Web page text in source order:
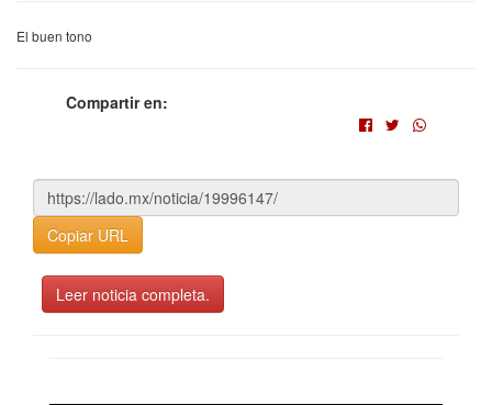
El buen tono
Compartir en:
Copiar URL
Leer noticia completa.